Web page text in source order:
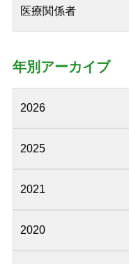
医療関係者
年別アーカイブ
2026
2025
2021
2020